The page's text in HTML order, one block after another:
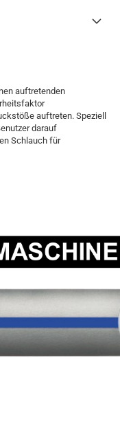
auftretenden
auftreten. Speziell
darauf
Schlauch für